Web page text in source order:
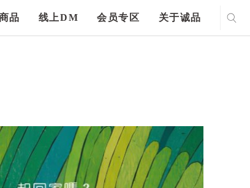
品 线上DM 会员专区 关于诚品